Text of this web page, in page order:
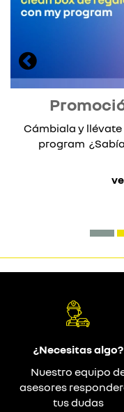
Cámbiala y
program
¿Necesitas algo?
Nuestro equipo
asesores
tus dudas